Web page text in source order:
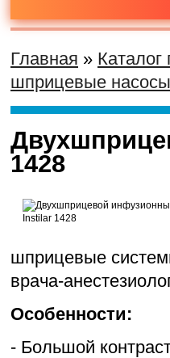
Главная » Каталог
шприцевые насосы
1428
шприцевые
врача-
Особенности:
- Большой